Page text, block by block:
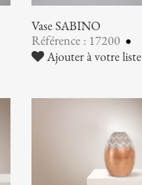
Vase SABINO
Référence : 17200
Ajouter à votre liste